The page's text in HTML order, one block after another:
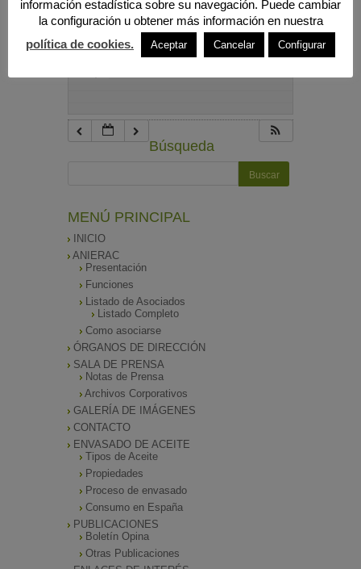
10:00 pm
Búsqueda
MENÚ PRINCIPAL
INICIO
ANIERAC
Presentación
Funciones
Listado de Asociados
Listado Completo
Como asociarse
ÓRGANOS DE DIRECCIÓN
SALA DE PRENSA
Notas de Prensa
Archivos Corporativos
GALERÍA DE IMÁGENES
CONTACTO
ENVASADO DE ACEITE
Tipos de Aceite
Propiedades
Proceso de envasado
Consumo en España
PUBLICACIONES
Boletín Opina
Otras Publicaciones
información estadística sobre su navegación. Puede cambiar
la configuración u obtener más información en nuestra
política de cookies.
Aceptar Cancelar Configurar